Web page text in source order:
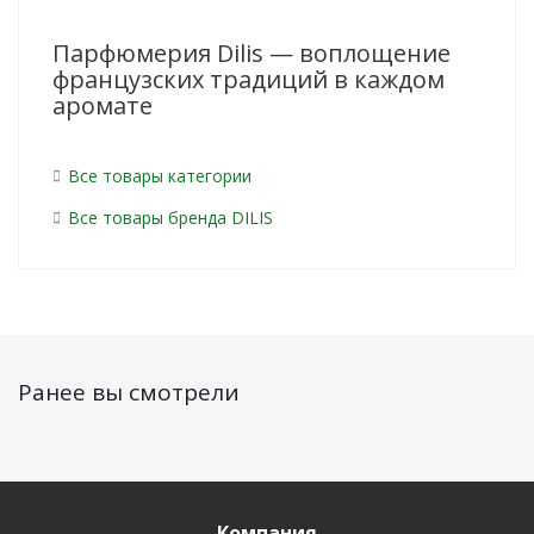
Парфюмерия Dilis — воплощение
французских традиций в каждом
аромате
Все товары категории
Все товары бренда DILIS
Ранее вы смотрели